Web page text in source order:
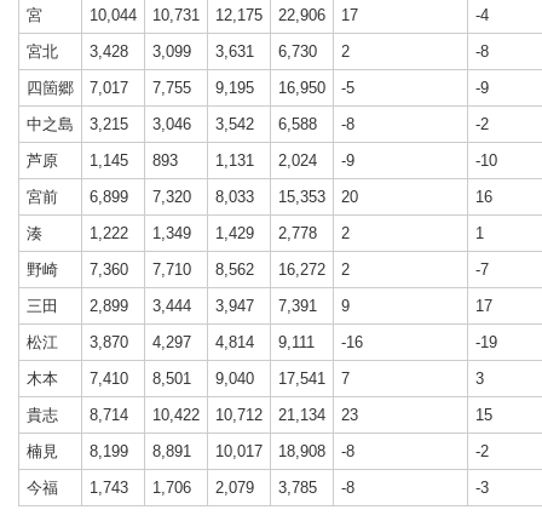
宮
10,044 10,731 12,175 22,906 17
-4
宮北
3,428 3,099 3,631 6,730 2
-8
四箇郷
7,017 7,755 9,195 16,950 -5
-9
中之島
3,215 3,046 3,542 6,588 -8
-2
芦原
1,145 893 1,131 2,024 -9
-10
宮前
6,899 7,320 8,033 15,353 20
16
湊
1,222 1,349 1,429 2,778 2
1
野崎
7,360 7,710 8,562 16,272 2
-7
三田
2,899 3,444 3,947 7,391 9
17
松江
3,870 4,297 4,814 9,111 -16
-19
木本
7,410 8,501 9,040 17,541 7
3
貴志
8,714 10,422 10,712 21,134 23
15
楠見
8,199 8,891 10,017 18,908 -8
-2
今福
1,743 1,706 2,079 3,785 -8 -3